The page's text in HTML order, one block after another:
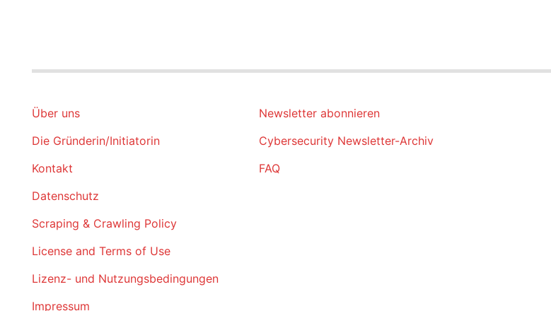
Über uns
Die Gründerin/Initiatorin
Kontakt
Datenschutz
Scraping & Crawling Policy
License and Terms of Use
Lizenz- und Nutzungsbedingungen
Impressum
Newsletter abonnieren
Cybersecurity Newsletter-Archiv
FAQ